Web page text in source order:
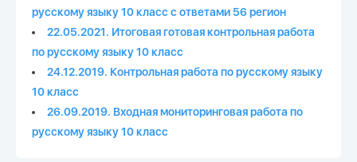
русскому языку 10 класс с ответами 56 регион
22.05.2021. Итоговая готовая контрольная работа
по русскому языку 10 класс
24.12.2019. Контрольная работа по русскому языку
10 класс
26.09.2019. Входная мониторинговая работа по
русскому языку 10 класс